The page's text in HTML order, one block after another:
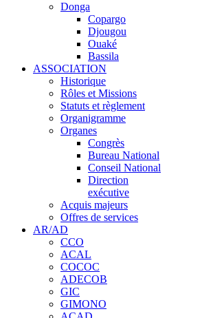
Donga
Copargo
Djougou
Ouaké
Bassila
ASSOCIATION
Historique
Rôles et Missions
Statuts et règlement
Organigramme
Organes
Congrès
Bureau National
Conseil National
Direction
exécutive
Acquis majeurs
Offres de services
AR/AD
CCO
ACAL
COCOC
ADECOB
GIC
GIMONO